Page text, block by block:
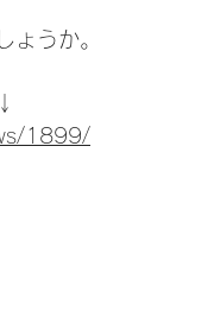
ょうか。
1899/